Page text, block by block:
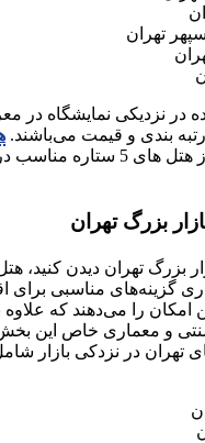
تهران
در نزدیکی نمایشگاه در
بندی و قیمت می‌باشند.
نیز یکی از هتل های 5
بزرگ تهران
بزرگ تهران دیدن کنید،
گزینه‌های مناسبی برای
امکان را می‌دهند که
و معماری خاص این
تهران در نزدکی بازار